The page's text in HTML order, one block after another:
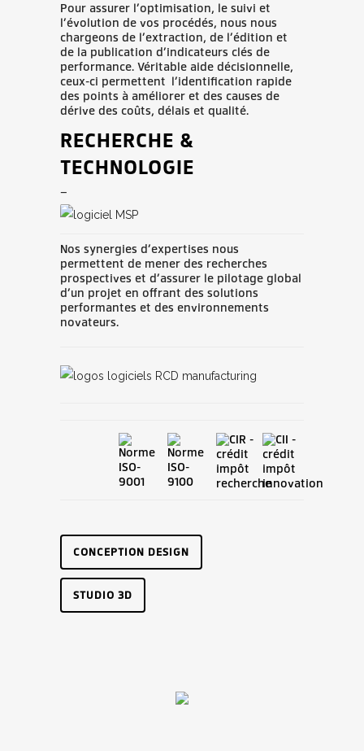
Pour assurer l’optimisation, le suivi et
l’évolution de vos procédés, nous nous
chargeons de l’extraction, de l’édition et
de la publication d’indicateurs clés de
performance. Véritable aide décisionnelle,
ceux-ci permettent l’identification rapide
des points à améliorer et des causes de
dérive des coûts, délais et qualité.
RECHERCHE &
TECHNOLOGIE
Nos synergies d’expertises nous
permettent de mener des recherches
prospectives et d’assurer le pilotage global
d’un projet en offrant des solutions
performantes et des environnements
novateurs.
CONCEPTION DESIGN
STUDIO 3D